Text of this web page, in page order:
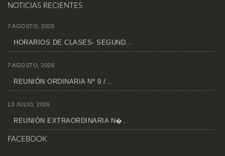
NOTICIAS RECIENTES
7 AGOSTO, 2026
HORARIOS DE CLASES- SEGUND...
7 AGOSTO, 2026
REUNIÓN ORDINARIA Nº 9 /...
13 JULIO, 2026
REUNIÓN EXTRAORDINARIA N�...
FACEBOOK